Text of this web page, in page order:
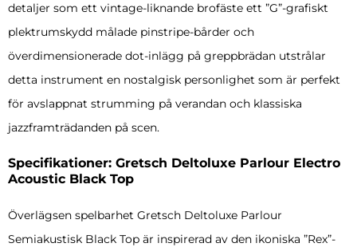
detaljer som ett vintage-liknande brofäste ett ”G”-grafiskt
plektrumskydd målade pinstripe-bårder och
överdimensionerade dot-inlägg på greppbrädan utstrålar
detta instrument en nostalgisk personlighet som är perfekt
för avslappnat strumming på verandan och klassiska
jazzframträdanden på scen.
Specifikationer: Gretsch Deltoluxe Parlour Electro
Acoustic Black Top
Överlägsen spelbarhet Gretsch Deltoluxe Parlour
Semiakustisk Black Top är inspirerad av den ikoniska ”Rex”-